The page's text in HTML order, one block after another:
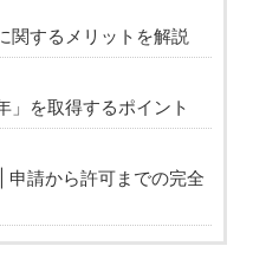
関するメリットを解説
」を取得するポイント
申請から許可までの完全